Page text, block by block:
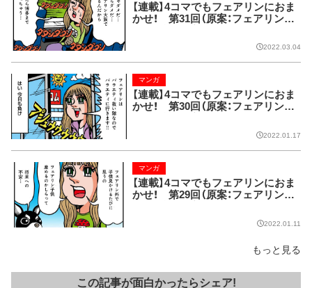
【連載】4コマでもフェアリンにおま
かせ！ 第31回（原案：フェアリン
2022.03.04
【連載】4コマでもフェアリンにおま
かせ！ 第30回（原案：フェアリン
マンガ
2022.01.17
【連載】4コマでもフェアリンにおま
かせ！ 第29回（原案：フェアリン
マンガ
2022.01.11
もっと見る
この記事が面白かったらシェア!